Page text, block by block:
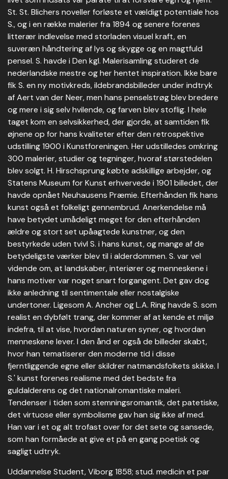
St. St. Blichers noveller forløste et vældigt potentiale hos
S., og i en række malerier fra 1894 og senere forenes
litterær indlevelse med storladen visuel kraft, en
suveræn håndtering af lys og skygge og en magtfuld
pensel. S. havde i Den kgl. Malerisamling studeret de
nederlandske mestre og her hentet inspiration. Ikke bare
fik S. en ny motivkreds, ildebrandsbilleder under indtryk
af Aert van der Neer, men hans penselstrøg blev bredere
og mere i sig selv hvilende, og farven blev stoflig. I hele
taget kom en selvsikkerhed, der gjorde, at samtiden fik
øjnene op for hans kvaliteter efter den retrospektive
udstilling 1900 i Kunstforeningen. Her udstilledes omkring
300 malerier, studier og tegninger, hvoraf størstedelen
blev solgt. H. Hirschsprung købte adskillige arbejder, og
Statens Museum for Kunst erhvervede i 1901 billedet, der
havde opnået Neuhausens Præmie. Efterhånden fik hans
kunst også et folkeligt gennembrud. Anerkendelse må
have betydet umådeligt meget for den efterhånden
ældre og stort set upåagtede kunstner, og den
bestyrkede uden tvivl S. i hans kunst, og mange af de
betydeligste værker blev til i alderdommen. S. var vel
vidende om, at landskaber, interiører og menneskene i
hans motiver var noget snart forgangent. Det gav dog
ikke anledning til sentimentale eller nostalgiske
undertoner. Ligesom A. Ancher og L.A. Ring havde S. som
realist en dybfølt trang, der kommer af at kende et miljø
indefra, til at vise, hvordan naturen syner, og hvordan
menneskene lever. I den ånd er også de billeder skabt,
hvor han tematiserer den moderne tid i disse
fjerntliggende egne eller skildrer natmandsfolkets skikke. I
S.' kunst forenes realisme med det bedste fra
guldalderens og det nationalromantiske maleri.
Tendenser i tiden som stemningsromantik, det patetiske,
det virtuose eller symbolisme gav han sig ikke af med.
Han var i et og alt trofast over for det sete og sansede,
som han formåede at give et på en gang poetisk og
sagligt udtryk.
Uddannelse Student, Viborg 1858; stud. medicin et par